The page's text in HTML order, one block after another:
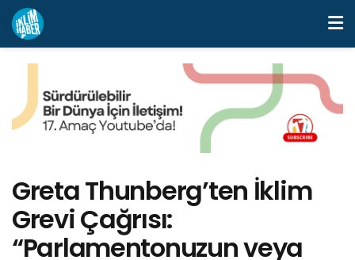
Greta Thunberg’ten İklim
Grevi Çağrısı:
“Parlamentonuzun veya